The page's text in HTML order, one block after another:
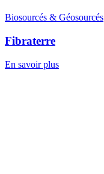
Biosourcés & Géosourcés
Fibraterre
En savoir plus